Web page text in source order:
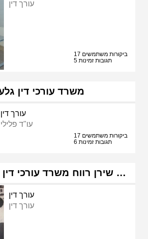
עורך דין
17 ביקורות משתמשים
5 תגובות זמינות
משרד עורכי דין
עורך דין
עו"ד פלילי
17 ביקורות משתמשים
6 תגובות זמינות
שירן רווח משרד עורכי דין עו"ד ביטוח …
עורך דין
עורך דין